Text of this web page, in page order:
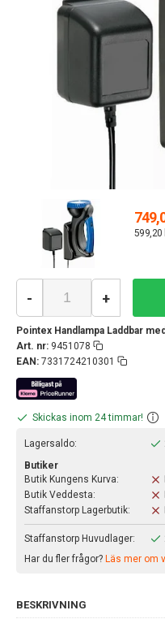
599,20
Pointex Handlampa Laddbar
Art. nr: 9451078
EAN: 7331724210301
- +
Skickas inom 24 timmar!
Lagersaldo:
Butiker
Butik Kungens Kurva:
Butik Veddesta:
Staffanstorp Lagerbutik:
Staffanstorp Huvudlager:
Har du fler frågor? Läs mer om
BESKRIVNING